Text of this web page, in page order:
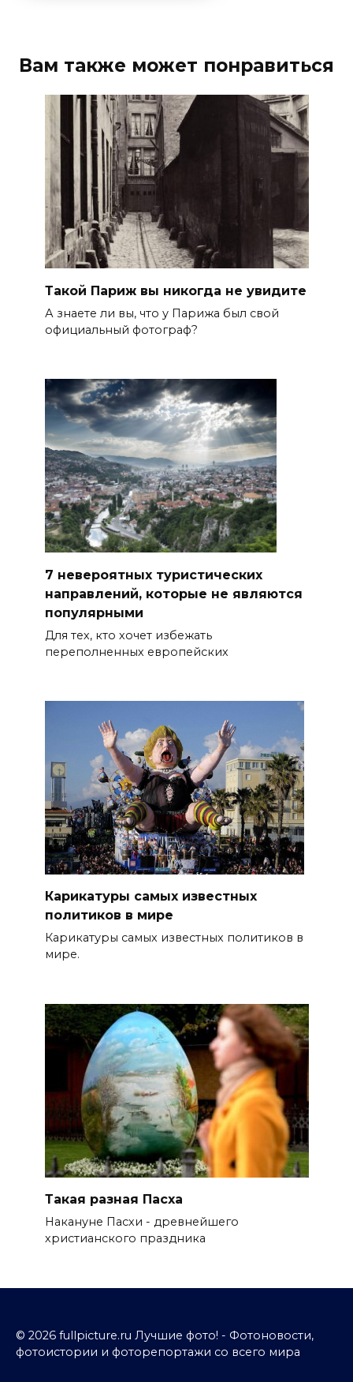
Вам также может понравиться
Такой Париж вы никогда не увидите
А знаете ли вы, что у Парижа был свой
официальный фотограф?
7 невероятных туристических
направлений, которые не являются
популярными
Для тех, кто хочет избежать
переполненных европейских
Карикатуры самых известных
политиков в мире
Карикатуры самых известных политиков в
мире.
Такая разная Пасха
Накануне Пасхи - древнейшего
христианского праздника
© 2026 fullpicture.ru Лучшие фото! - Фотоновости,
фотоистории и фоторепортажи со всего мира